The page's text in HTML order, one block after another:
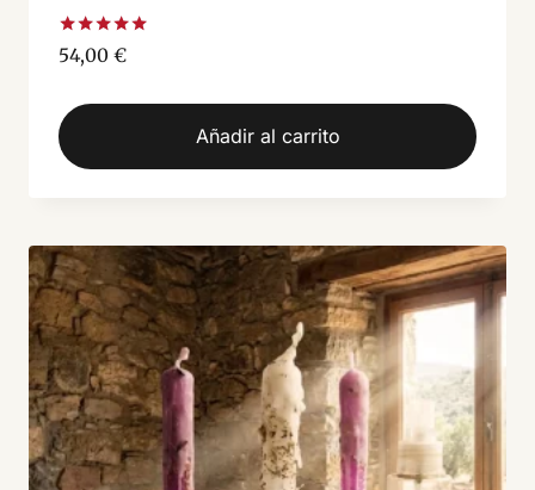
Valorado
con
de 5
54,00 €
Añadir al carrito